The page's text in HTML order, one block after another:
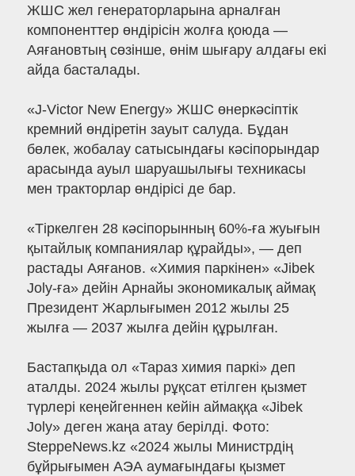
ЖШС жел генераторларына арналған
компоненттер өндірісін жолға қоюда —
Аяғановтың сөзінше, өнім шығару алдағы екі
айда басталады.
«J-Victor New Energy» ЖШС өнеркәсіптік
кремний өндіретін зауыт салуда. Бұдан
бөлек, жобалау сатысындағы кәсіпорындар
арасында ауыл шаруашылығы техникасы
мен тракторлар өндірісі де бар.
«Тіркелген 28 кәсіпорынның 60%-ға жуығын
қытайлық компаниялар құрайды», — деп
растады Аяғанов. «Химия паркінен» «Jibek
Joly-ға» дейін Арнайы экономикалық аймақ
Президент Жарлығымен 2012 жылы 25
жылға — 2037 жылға дейін құрылған.
Бастапқыда ол «Тараз химия паркі» деп
аталды. 2024 жылы рұқсат етілген қызмет
түрлері кеңейгеннен кейін аймаққа «Jibek
Joly» деген жаңа атау берілді. Фото:
SteppeNews.kz «2024 жылы Министрдің
бұйрығымен АЭА аумағындағы қызмет